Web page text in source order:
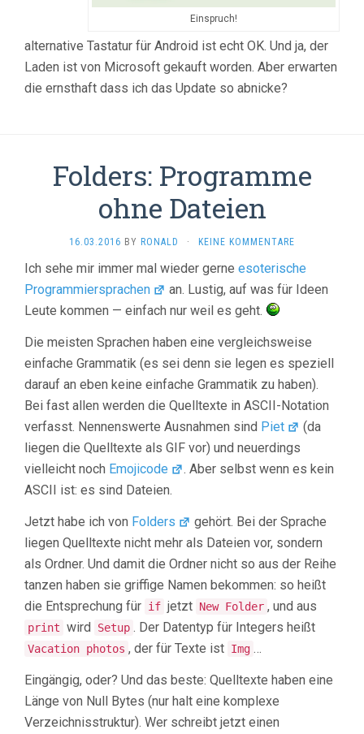
Einspruch!
alternative Tastatur für Android ist echt OK. Und ja, der
Laden ist von Microsoft gekauft worden. Aber erwarten
die ernsthaft dass ich das Update so abnicke?
Folders: Programme
ohne Dateien
16.03.2016 BY RONALD · KEINE KOMMENTARE
Ich sehe mir immer mal wieder gerne esoterische
Programmiersprachen
an. Lustig, auf was für Ideen
Leute kommen — einfach nur weil es geht.
Die meisten Sprachen haben eine vergleichsweise
einfache Grammatik (es sei denn sie legen es speziell
darauf an eben keine einfache Grammatik zu haben).
Bei fast allen werden die Quelltexte in ASCII-Notation
verfasst. Nennenswerte Ausnahmen sind Piet
(da
liegen die Quelltexte als GIF vor) und neuerdings
vielleicht noch Emojicode
. Aber selbst wenn es kein
ASCII ist: es sind Dateien.
Jetzt habe ich von Folders
gehört. Bei der Sprache
liegen Quelltexte nicht mehr als Dateien vor, sondern
als Ordner. Und damit die Ordner nicht so aus der Reihe
tanzen haben sie griffige Namen bekommen: so heißt
die Entsprechung für if jetzt New Folder , und aus
print wird Setup . Der Datentyp für Integers heißt
Vacation photos , der für Texte ist Img …
Eingängig, oder? Und das beste: Quelltexte haben eine
Länge von Null Bytes (nur halt eine komplexe
Verzeichnisstruktur). Wer schreibt jetzt einen